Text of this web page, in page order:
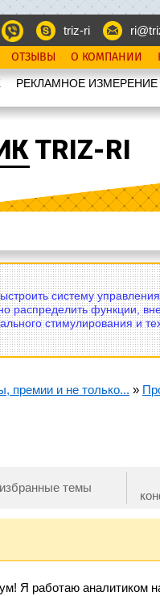
triz-ri
ОТЗЫВЫ О КОМПАНИИ
РЕКЛАМНОЕ ИЗМЕРЕНИЕ
TRIZ-RI
систему
распределить функции,
стимулирования и
премии и не только... »
темы
Я работаю аналитиком